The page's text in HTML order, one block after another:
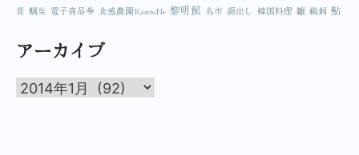
貨 鯛生 電子商品券 食感農園KazetoNe 黎明館 鳥市 顔出し 韓国料理 雛 鵜飼 鮎
アーカイブ